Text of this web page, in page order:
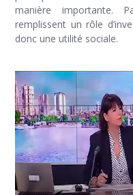
manière importante.
remplissent un rôle
donc une utilité sociale.